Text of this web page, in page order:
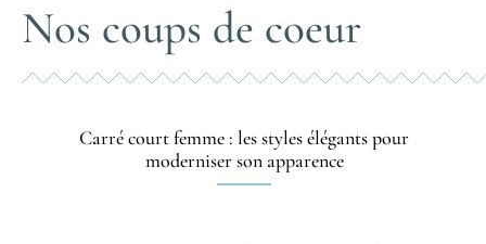
Nos coups de coeur
Carré court femme : les styles élégants pour
moderniser son apparence